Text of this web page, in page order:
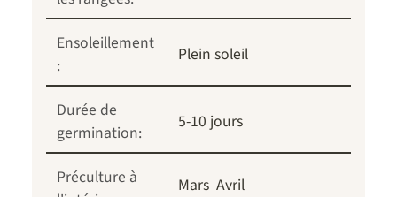
Ensoleillement
:
Plein soleil
Durée de
germination:
5-10 jours
Préculture à
Mars Avril